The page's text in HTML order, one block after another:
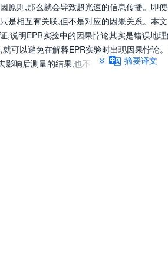
原则,那么就会导致超光速的信息传播。即
是相互有关联,但不是对应的因果关系。本
,说明EPR实验中的因果悖论其实是错误地
就可以避免在解释EPR实验时出现因果悖论
响后测量的结果,也不会出现推翻因果顺序
摘要译文